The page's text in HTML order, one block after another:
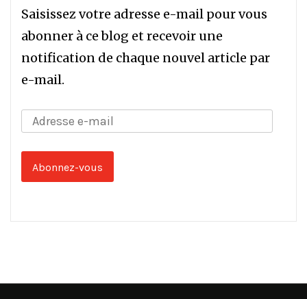
Saisissez votre adresse e-mail pour vous
abonner à ce blog et recevoir une
notification de chaque nouvel article par
e-mail.
Adresse
mail
Abonnez-vous